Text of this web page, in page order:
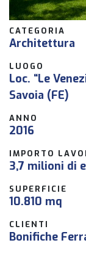
CATEGORIA
Architettura
LUOGO
Loc. “Le
Savoia (FE)
ANNO
2016
IMPORTO
3,7 milioni di
SUPERFICIE
10.810 mq
CLIENTI
Bonifiche